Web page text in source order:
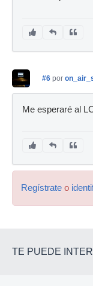
#6 por
Me esperaré al
Regístrate o
TE PUEDE